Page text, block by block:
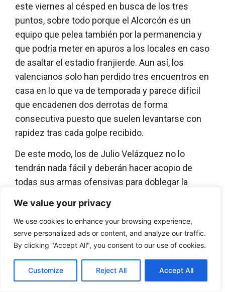
We value your privacy
We use cookies to enhance your browsing experience,
serve personalized ads or content, and analyze our traffic.
By clicking "Accept All", you consent to our use of cookies.
Customize Reject All Accept All
este viernes al césped en busca de los tres
puntos, sobre todo porque el Alcorcón es un
equipo que pelea también por la permanencia y
que podría meter en apuros a los locales en caso
de asaltar el estadio franjierde. Aun así, los
valencianos solo han perdido tres encuentros en
casa en lo que va de temporada y parece difícil
que encadenen dos derrotas de forma
consecutiva puesto que suelen levantarse con
rapidez tras cada golpe recibido.
De este modo, los de Julio Velázquez no lo
tendrán nada fácil y deberán hacer acopio de
todas sus armas ofensivas para doblegar la
durante los noventa minutos. El ex técnico del
Villarreal B y del Murcia sabe que los suyos
pelearán por no descender hasta el final, y ya
criticó la planificación realizada por Cosmin
Contra a inicios de temporada, con la cual él
debe lidiar actualmente. Aun así, hombres como